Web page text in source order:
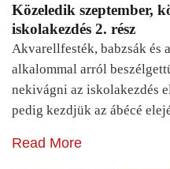
Közeledik szeptember,
iskolakezdés 2. rész
Akvarellfesték, babzsák és
alkalommal arról
nekivágni az iskolakezdés
pedig kezdjük az ábécé
Read More